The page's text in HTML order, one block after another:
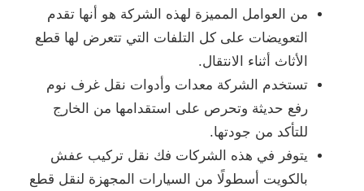
من العوامل المميزة لهذه الشركة هو أنها تقدم
التعويضات على كل التلفات التي تتعرض لها قطع
الأثاث أثناء الانتقال.
تستخدم الشركة معدات وأدوات نقل غرف نوم
رفع حديثة وتحرص على استقدامها من الخارج
للتأكد من جودتها.
يتوفر في هذه الشركات فك نقل تركيب عفش
بالكويت أسطولًا من السيارات المجهزة لنقل قطع